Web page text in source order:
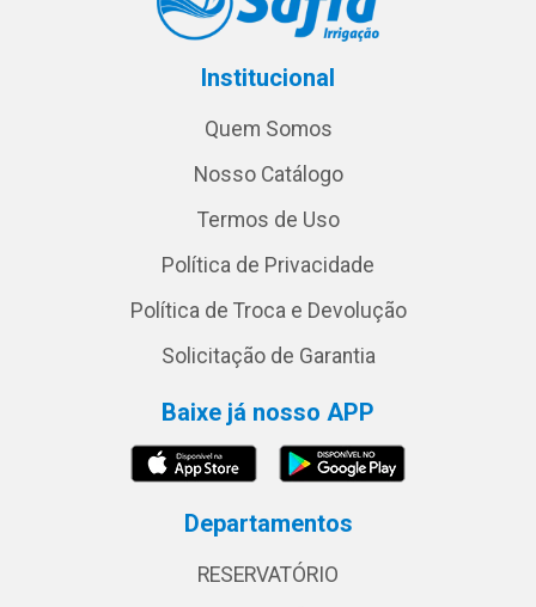
Institucional
Quem Somos
Nosso Catálogo
Termos de Uso
Política de Privacidade
Política de Troca e Devolução
Solicitação de Garantia
Baixe já nosso APP
Departamentos
RESERVATÓRIO